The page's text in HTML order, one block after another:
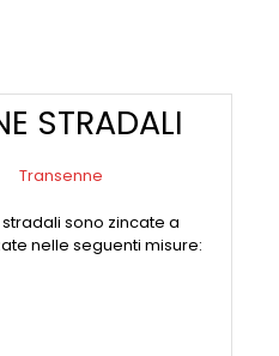
STRADALI
sono zincate a
nelle seguenti misure: